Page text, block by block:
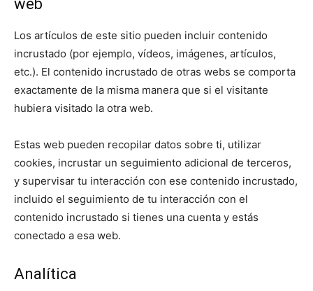
web
Los artículos de este sitio pueden incluir contenido
incrustado (por ejemplo, vídeos, imágenes, artículos,
etc.). El contenido incrustado de otras webs se comporta
exactamente de la misma manera que si el visitante
hubiera visitado la otra web.
Estas web pueden recopilar datos sobre ti, utilizar
cookies, incrustar un seguimiento adicional de terceros,
y supervisar tu interacción con ese contenido incrustado,
incluido el seguimiento de tu interacción con el
contenido incrustado si tienes una cuenta y estás
conectado a esa web.
Analítica